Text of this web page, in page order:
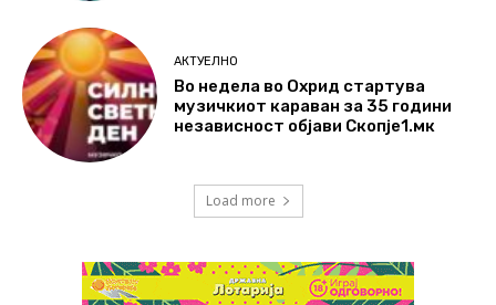
АКТУЕЛНО
Во недела во Охрид стартува
музичкиот караван за 35 години
независност објави Скопје1.мк
Load more